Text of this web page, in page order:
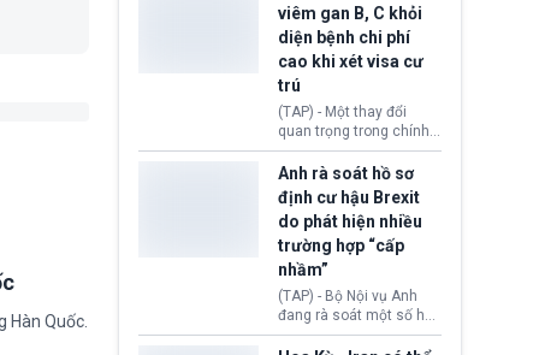
Quốc.
(SCOTUS) khi tuyên bố,
việc áp thuế diện rộng là
hoàn toàn bất hợp pháp.
Ribeiro Viotti - Đại sứ
Brazil tại Washington.
Động thái trên diễn ra
trong bối cảnh tranh
chấp ngoại giao giữa
chính quyền Tổng thống
Donald Trump và chính
phủ cánh tả Tổng thống
da Silva đang leo thang
gay gắt.
viêm gan B, C khỏi
diện bệnh chi phí
cao khi xét visa cư
trú
(TAP) - Một thay đổi
quan trọng trong chính
sách nhập cư của New
Zealand đang mở ra
thêm cơ hội cho nhiều
người muốn định cư. Từ
nay, người mắc viêm
gan B hoặc viêm gan C
sẽ không còn bị mặc
định không đáp ứng tiêu
chuẩn sức khỏe chỉ vì
chi phí điều trị khi nộp hồ
Anh rà soát hồ sơ
định cư hậu Brexit
do phát hiện nhiều
trường hợp “cấp
nhầm”
(TAP) - Bộ Nội vụ Anh
đang rà soát một số hồ
sơ thuộc Chương trình